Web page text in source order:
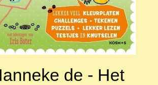
de - Het